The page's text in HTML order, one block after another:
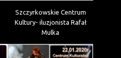
Szczyrkowskie Centrum
Kultury- iluzjonista Rafał
Mulka